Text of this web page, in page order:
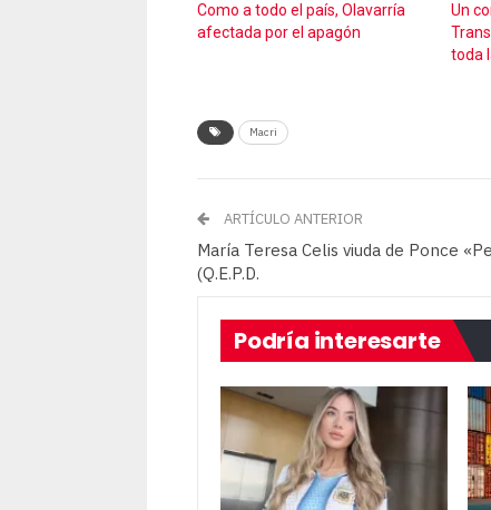
Como a todo el país, Olavarría
afectada por el apagón
Un
toda
Macri
ARTÍCULO ANTERIOR
María Teresa Celis viuda de Ponce
(Q.E.P.D.
Podría interesarte